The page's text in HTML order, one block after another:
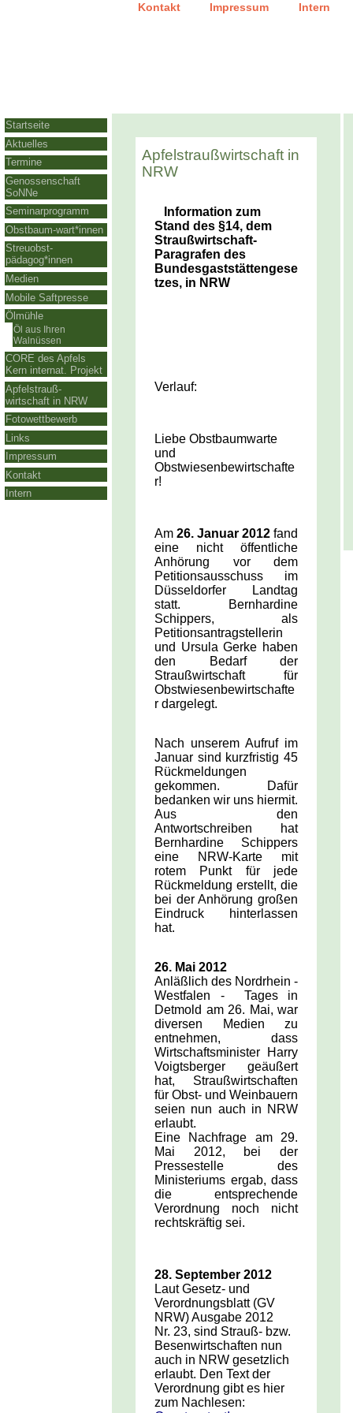
Kontakt Impressum Intern
Startseite
Aktuelles
Termine
Genossenschaft
SoNNe
Seminarprogramm
Obstbaum-wart*innen
Streuobst-
pädagog*innen
Medien
Mobile Saftpresse
Ölmühle
Öl aus Ihren
Walnüssen
CORE des Apfels
Kern internat. Projekt
Apfelstrauß-
wirtschaft in NRW
Fotowettbewerb
Links
Impressum
Kontakt
Intern
Apfelstraußwirtschaft in
NRW
Information zum
Stand des §14, dem
Straußwirtschaft-
Paragrafen des
Bundesgaststättengese
tzes, in NRW
Verlauf:
Liebe Obstbaumwarte
und
Obstwiesenbewirtschafte
r!
Am26. Januar 2012 fand
eine nicht öffentliche
Anhörung vor dem
Petitions­ausschuss im
Düsseldorfer Landtag
statt. Bernhardine
Schippers, als
Petitionsantragstellerin
und Ursula Gerke haben
den Bedarf der
Straußwirtschaft für
Obstwiesenbewirtschafte
r dargelegt.
Nach unserem Aufruf im
Januar sind kurzfristig 45
Rückmeldungen
gekommen. Dafür
bedanken wir uns hiermit.
Aus den
Antwortschreiben hat
Bernhardine Schippers
eine NRW-Karte mit
rotem Punkt für jede
Rückmeldung erstellt, die
bei der Anhörung großen
Eindruck hinterlassen
hat.
26. Mai 2012
Anläßlich des Nordrhein -
Westfalen - Tages in
Detmold am 26. Mai, war
diversen Medien zu
entnehmen, dass
Wirtschaftsminister Harry
Voigtsberger geäußert
hat, Straußwirtschaften
für Obst- und Weinbauern
seien nun auch in NRW
erlaubt.
Eine Nachfrage am 29.
Mai 2012, bei der
Pressestelle des
Ministeriums ergab, dass
die entsprechende
Verordnung noch nicht
rechtskräftig sei.
28. September 2012
Laut Gesetz- und
Verordnungsblatt (GV
NRW) Ausgabe 2012
Nr. 23, sind Strauß- bzw.
Besenwirtschaften nun
auch in NRW gesetzlich
erlaubt. Den Text der
Verordnung gibt es hier
zum Nachlesen: